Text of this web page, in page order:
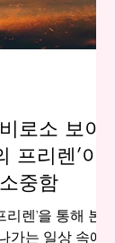
로소 보이
프리렌’이
중함
렌’을 통해 본
가는 일상 속에